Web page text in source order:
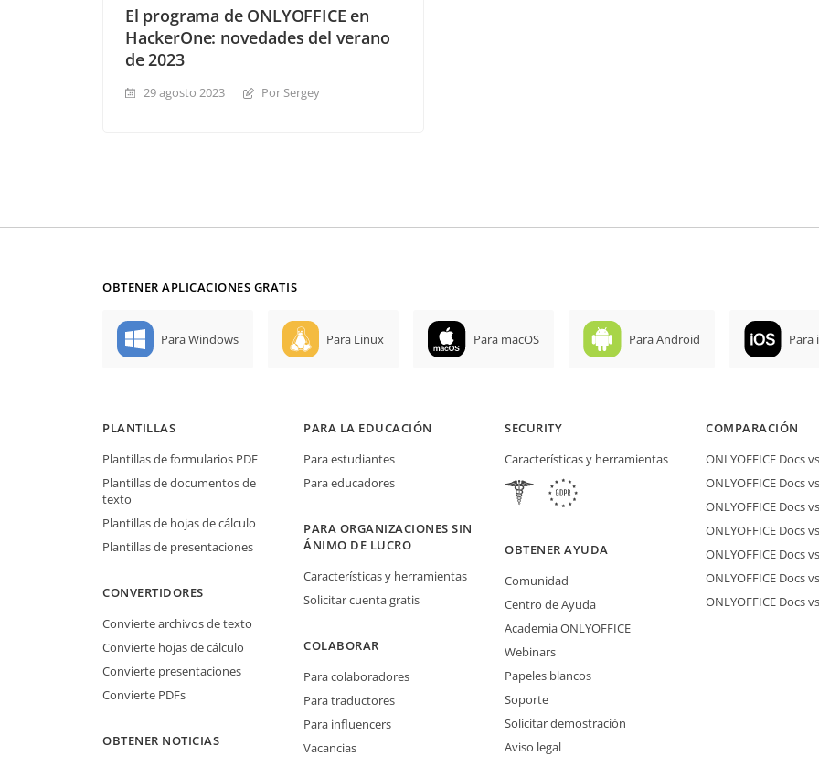
El programa de ONLYOFFICE en
HackerOne: novedades del verano
de 2023
29 agosto 2023 Por Sergey
OBTENER APLICACIONES GRATIS
Para Windows Para Linux Para macOS Para Android Para
PLANTILLAS
Plantillas de formularios PDF
Plantillas de documentos de
texto
Plantillas de hojas de cálculo
Plantillas de presentaciones
CONVERTIDORES
Convierte archivos de texto
Convierte hojas de cálculo
Convierte presentaciones
Convierte PDFs
OBTENER NOTICIAS
PARA LA EDUCACIÓN
Para estudiantes
Para educadores
PARA ORGANIZACIONES SIN
ÁNIMO DE LUCRO
Características y herramientas
Solicitar cuenta gratis
COLABORAR
Para colaboradores
Para traductores
Para influencers
Vacancias
SECURITY
Características y herramientas
OBTENER AYUDA
Comunidad
Centro de Ayuda
Academia ONLYOFFICE
Webinars
Papeles blancos
Soporte
Solicitar demostración
Aviso legal
COMPARACIÓN
ONLYOFFICE Docs
ONLYOFFICE Docs
ONLYOFFICE Docs
ONLYOFFICE Docs
ONLYOFFICE Docs
ONLYOFFICE Docs
ONLYOFFICE Docs